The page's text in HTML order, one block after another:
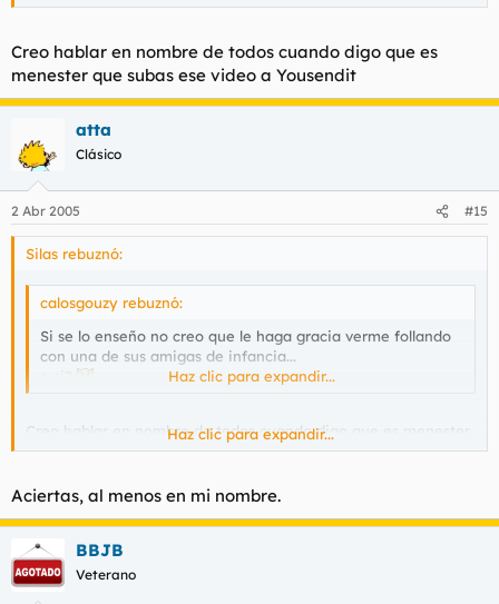
Creo hablar en nombre de todos cuando digo que es
menester que subas ese video a Yousendit
atta
Clásico
2 Abr 2005 #15
Silas rebuznó:
calosgouzy rebuznó:
Si se lo enseño no creo que le haga gracia verme follando
con una de sus amigas de infancia...
Haz clic para expandir...
Creo hablar en nombre de todos cuando digo que es menester
que subas ese video a Yousendit
Haz clic para expandir...
Aciertas, al menos en mi nombre.
BBJB
Veterano